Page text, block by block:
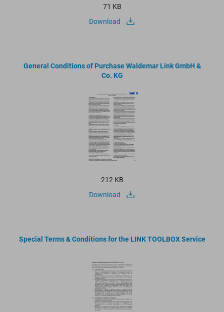
71 KB
Download
General Conditions of Purchase Waldemar Link GmbH &
Co. KG
212 KB
Download
Special Terms & Conditions for the LINK TOOLBOX Service